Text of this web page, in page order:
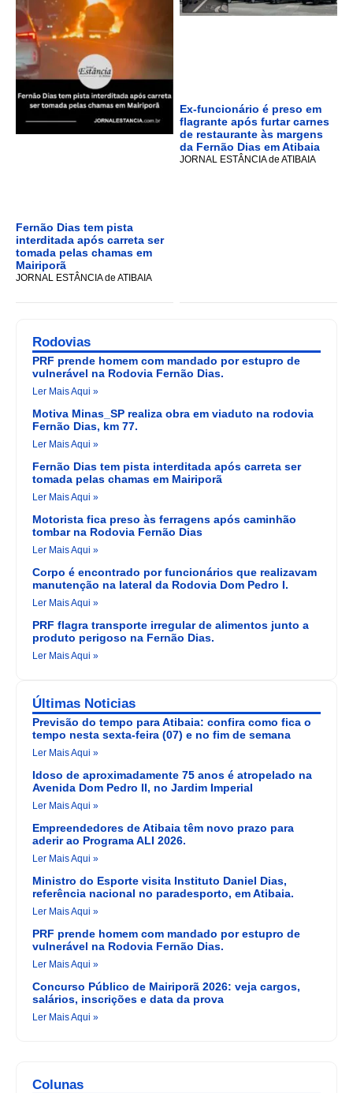
Fernão Dias tem pista
interditada após carreta ser
tomada pelas chamas em
Mairiporã
JORNAL ESTÂNCIA de ATIBAIA
Ex-funcionário é preso em
flagrante após furtar carnes
de restaurante às margens
da Fernão Dias em Atibaia
JORNAL ESTÂNCIA de ATIBAIA
Rodovias
PRF prende homem com mandado por estupro de
vulnerável na Rodovia Fernão Dias.
Ler Mais Aqui »
Motiva Minas_SP realiza obra em viaduto na rodovia
Fernão Dias, km 77.
Ler Mais Aqui »
Fernão Dias tem pista interditada após carreta ser
tomada pelas chamas em Mairiporã
Ler Mais Aqui »
Motorista fica preso às ferragens após caminhão
tombar na Rodovia Fernão Dias
Ler Mais Aqui »
Corpo é encontrado por funcionários que realizavam
manutenção na lateral da Rodovia Dom Pedro I.
Ler Mais Aqui »
PRF flagra transporte irregular de alimentos junto a
produto perigoso na Fernão Dias.
Ler Mais Aqui »
Últimas Noticias
Previsão do tempo para Atibaia: confira como fica o
tempo nesta sexta-feira (07) e no fim de semana
Ler Mais Aqui »
Idoso de aproximadamente 75 anos é atropelado na
Avenida Dom Pedro II, no Jardim Imperial
Ler Mais Aqui »
Empreendedores de Atibaia têm novo prazo para
aderir ao Programa ALI 2026.
Ler Mais Aqui »
Ministro do Esporte visita Instituto Daniel Dias,
referência nacional no paradesporto, em Atibaia.
Ler Mais Aqui »
PRF prende homem com mandado por estupro de
vulnerável na Rodovia Fernão Dias.
Ler Mais Aqui »
Concurso Público de Mairiporã 2026: veja cargos,
salários, inscrições e data da prova
Ler Mais Aqui »
Colunas